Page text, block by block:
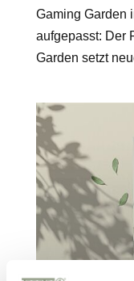
Gaming Garden
aufgepasst: Der
Garden setzt